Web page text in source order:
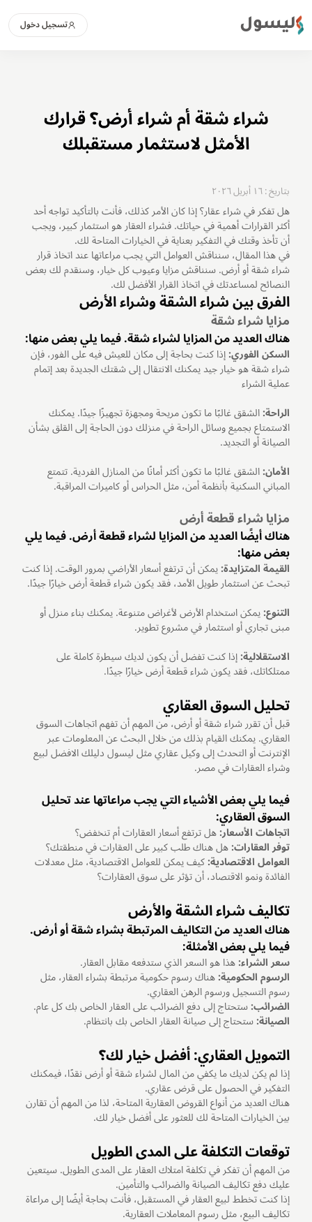
ليسول تسجيل دخول
شراء شقة أم شراء أرض؟ قرارك
الأمثل لاستثمار مستقبلك
بتاريخ : ١٦ أبريل ٢٠٢٦
هل تفكر في شراء عقار؟ إذا كان الأمر كذلك، فأنت بالتأكيد تواجه أحد
أكثر القرارات أهمية في حياتك. فشراء العقار هو استثمار كبير، ويجب
أن تأخذ وقتك في التفكير بعناية في الخيارات المتاحة لك.
في هذا المقال، سنناقش العوامل التي يجب مراعاتها عند اتخاذ قرار
شراء شقة أو أرض. سنناقش مزايا وعيوب كل خيار، وسنقدم لك بعض
النصائح لمساعدتك في اتخاذ القرار الأفضل لك.
الفرق بين شراء الشقة وشراء الأرض
مزايا شراء شقة
هناك العديد من المزايا لشراء شقة. فيما يلي بعض منها:
السكن الفوري:إذا كنت بحاجة إلى مكان للعيش فيه على الفور، فإن
شراء شقة هو خيار جيد يمكنك الانتقال إلى شقتك الجديدة بعد إتمام
عملية الشراء
الراحة:الشقق غالبًا ما تكون مريحة ومجهزة تجهيزًا جيدًا. يمكنك
الاستمتاع بجميع وسائل الراحة في منزلك دون الحاجة إلى القلق بشأن
الصيانة أو التجديد.
الأمان:الشقق غالبًا ما تكون أكثر أمانًا من المنازل الفردية. تتمتع
المباني السكنية بأنظمة أمن، مثل الحراس أو كاميرات المراقبة.
مزايا شراء قطعة أرض
هناك أيضًا العديد من المزايا لشراء قطعة أرض. فيما يلي
بعض منها:
القيمة المتزايدة:يمكن أن ترتفع أسعار الأراضي بمرور الوقت. إذا كنت
تبحث عن استثمار طويل الأمد، فقد يكون شراء قطعة أرض خيارًا جيدًا.
التنوع:يمكن استخدام الأرض لأغراض متنوعة. يمكنك بناء منزل أو
مبنى تجاري أو استثمار في مشروع تطوير.
الاستقلالية:إذا كنت تفضل أن يكون لديك سيطرة كاملة على
ممتلكاتك، فقد يكون شراء قطعة أرض خيارًا جيدًا.
تحليل السوق العقاري
قبل أن تقرر شراء شقة أو أرض، من المهم أن تفهم اتجاهات السوق
العقاري. يمكنك القيام بذلك من خلال البحث عن المعلومات عبر
الإنترنت أو التحدث إلى وكيل عقاري مثل ليسول دليلك الافضل لبيع
وشراء العقارات في مصر.
فيما يلي بعض الأشياء التي يجب مراعاتها عند تحليل
السوق العقاري:
اتجاهات الأسعار:هل ترتفع أسعار العقارات أم تنخفض؟
توفر العقارات:هل هناك طلب كبير على العقارات في منطقتك؟
العوامل الاقتصادية:كيف يمكن للعوامل الاقتصادية، مثل معدلات
الفائدة ونمو الاقتصاد، أن تؤثر على سوق العقارات؟
تكاليف شراء الشقة والأرض
هناك العديد من التكاليف المرتبطة بشراء شقة أو أرض.
فيما يلي بعض الأمثلة:
سعر الشراء:هذا هو السعر الذي ستدفعه مقابل العقار.
الرسوم الحكومية:هناك رسوم حكومية مرتبطة بشراء العقار، مثل
رسوم التسجيل ورسوم الرهن العقاري.
الضرائب:ستحتاج إلى دفع الضرائب على العقار الخاص بك كل عام.
الصيانة:ستحتاج إلى صيانة العقار الخاص بك بانتظام.
التمويل العقاري: أفضل خيار لك؟
إذا لم يكن لديك ما يكفي من المال لشراء شقة أو أرض نقدًا، فيمكنك
التفكير في الحصول على قرض عقاري.
هناك العديد من أنواع القروض العقارية المتاحة، لذا من المهم أن تقارن
بين الخيارات المتاحة لك للعثور على أفضل خيار لك.
توقعات التكلفة على المدى الطويل
من المهم أن تفكر في تكلفة امتلاك العقار على المدى الطويل. سيتعين
عليك دفع تكاليف الصيانة والضرائب والتأمين.
إذا كنت تخطط لبيع العقار في المستقبل، فأنت بحاجة أيضًا إلى مراعاة
تكاليف البيع، مثل رسوم المعاملات العقارية.